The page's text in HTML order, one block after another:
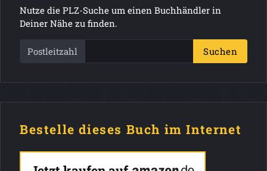
Nutze die PLZ-Suche um einen Buchhändler in
Deiner Nähe zu finden.
Postleitzahl Suchen
Bestelle dieses Buch im Internet